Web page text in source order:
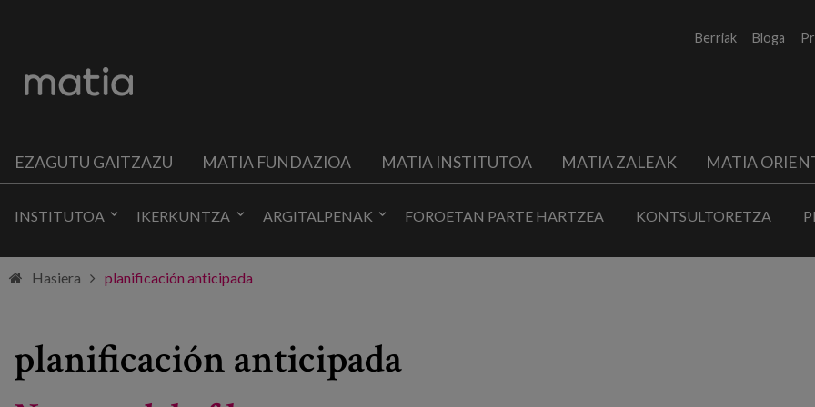
Berriak Bloga
EZAGUTU GAITZAZU MATIA FUNDAZIOA MATIA INSTITUTOA MATIA ZALEAK MATIA
INSTITUTOA IKERKUNTZA ARGITALPENAK FOROETAN PARTE HARTZEA KONTSULTORETZA
Hasiera planificación anticipada
planificación anticipada